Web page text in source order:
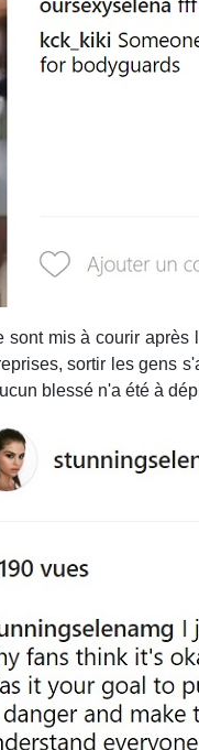
mis à courir
sortir les gens
blessé n'a été à